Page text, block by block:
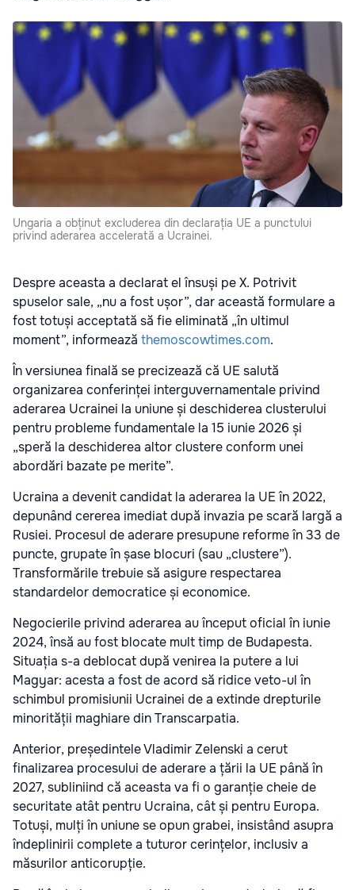
Ungaria a obținut excluderea din declarația UE a punctului
privind aderarea accelerată a Ucrainei.
Despre aceasta a declarat el însuși pe X. Potrivit
spuselor sale, „nu a fost ușor”, dar această formulare a
fost totuși acceptată să fie eliminată „în ultimul
moment”, informează themoscowtimes.com.
În versiunea finală se precizează că UE salută
organizarea conferinței interguvernamentale privind
aderarea Ucrainei la uniune și deschiderea clusterului
pentru probleme fundamentale la 15 iunie 2026 și
„speră la deschiderea altor clustere conform unei
abordări bazate pe merite”.
Ucraina a devenit candidat la aderarea la UE în 2022,
depunând cererea imediat după invazia pe scară largă a
Rusiei. Procesul de aderare presupune reforme în 33 de
puncte, grupate în șase blocuri (sau „clustere”).
Transformările trebuie să asigure respectarea
standardelor democratice și economice.
Negocierile privind aderarea au început oficial în iunie
2024, însă au fost blocate mult timp de Budapesta.
Situația s-a deblocat după venirea la putere a lui
Magyar: acesta a fost de acord să ridice veto-ul în
schimbul promisiunii Ucrainei de a extinde drepturile
minorității maghiare din Transcarpatia.
Anterior, președintele Vladimir Zelenski a cerut
finalizarea procesului de aderare a țării la UE până în
2027, subliniind că aceasta va fi o garanție cheie de
securitate atât pentru Ucraina, cât și pentru Europa.
Totuși, mulți în uniune se opun grabei, insistând asupra
îndeplinirii complete a tuturor cerințelor, inclusiv a
măsurilor anticorupție.